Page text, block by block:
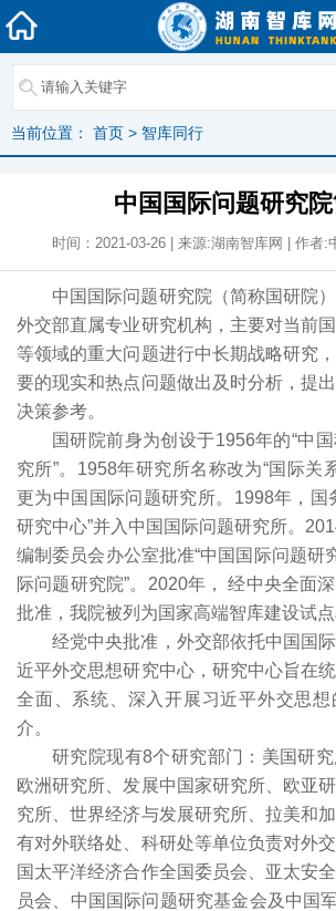
当前位置： 首页 > 智库同行
中国国际问题研究
时间：2021-03-26 | 来源:湖南智库网 | 作者:
中国国际问题研究院（简称国研院
外交部直属专业研究机构，主要对当前
等领域的重大问题进行中长期战略研究
要的现实和热点问题做出及时分析，提
决策参考。
国研院前身为创设于1956年的“中
究所”。1958年研究所名称改为“国际关
更为中国国际问题研究所。1998年，国
研究中心”并入中国国际问题研究所。
编制委员会办公室批准“中国国际问题研
际问题研究院”。2020年， 经中央全面
批准，我院被列为国家高端智库建设试点
经党中央批准，外交部依托中国国
近平外交思想研究中心，研究中心旨在
全面、系统、深入开展习近平外交思
介。
研究院现有8个研究部门：美国研究
欧洲研究所、发展中国家研究所、欧亚
究所、世界经济与发展研究所、拉美和
有对外联络处、科研处等单位负责对外
国太平洋经济合作全国委员会、亚太安
员会、中国国际问题研究基金会及中国